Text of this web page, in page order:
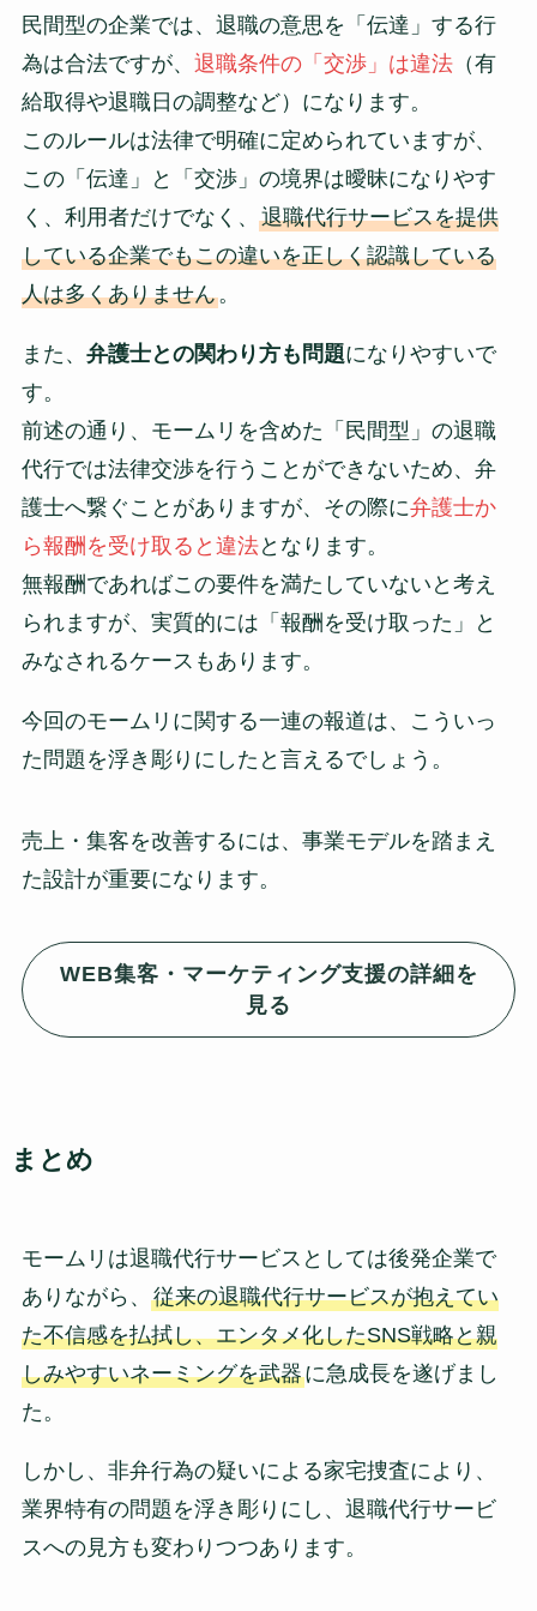
民間型の企業では、退職の意思を「伝達」する行
為は合法ですが、 退職条件の「交渉」は違法（有
給取得や退職日の調整など）になります。
このルールは法律で明確に定められていますが、
この「伝達」と「交渉」の境界は曖昧になりやす
く、利用者だけでなく、 退職代行サービスを提供
している企業でもこの違いを正しく認識している
人は多くありません。
また、 弁護士との関わり方も問題になりやすいで
す。
前述の通り、モームリを含めた「民間型」の退職
代行では法律交渉を行うことができないため、弁
護士へ繋ぐことがありますが、その際に弁護士か
ら報酬を受け取ると違法となります。
無報酬であればこの要件を満たしていないと考え
られますが、実質的には「報酬を受け取った」と
みなされるケースもあります。
今回のモームリに関する一連の報道は、こういっ
た問題を浮き彫りにしたと言えるでしょう。
売上・集客を改善するには、事業モデルを踏まえ
た設計が重要になります。
WEB集客・マーケティング支援の詳細を
見る
まとめ
モームリは退職代行サービスとしては後発企業で
ありながら、 従来の退職代行サービスが抱えてい
た不信感を払拭し、エンタメ化したSNS戦略と親
しみやすいネーミングを武器に急成長を遂げまし
た。
しかし、非弁行為の疑いによる家宅捜査により、
業界特有の問題を浮き彫りにし、退職代行サービ
スへの見方も変わりつつあります。